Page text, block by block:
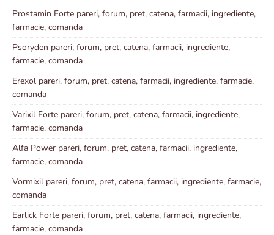
Prostamin Forte pareri, forum, pret, catena, farmacii, ingrediente,
farmacie, comanda
Psoryden pareri, forum, pret, catena, farmacii, ingrediente,
farmacie, comanda
Erexol pareri, forum, pret, catena, farmacii, ingrediente, farmacie,
comanda
Varixil Forte pareri, forum, pret, catena, farmacii, ingrediente,
farmacie, comanda
Alfa Power pareri, forum, pret, catena, farmacii, ingrediente,
farmacie, comanda
Vormixil pareri, forum, pret, catena, farmacii, ingrediente, farmacie,
comanda
Earlick Forte pareri, forum, pret, catena, farmacii, ingrediente,
farmacie, comanda